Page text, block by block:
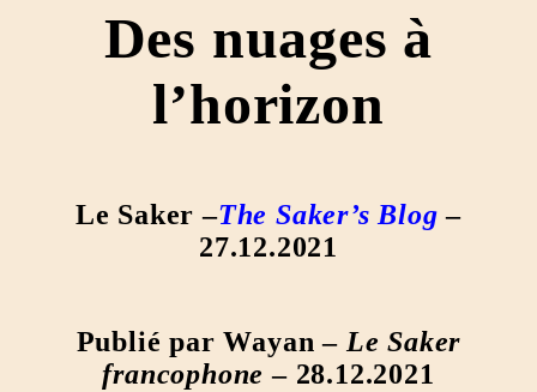
Des nuages à
l’horizon
Le Saker –The Saker’s Blog –
27.12.2021
Publié par Wayan – Le Saker
francophone – 28.12.2021